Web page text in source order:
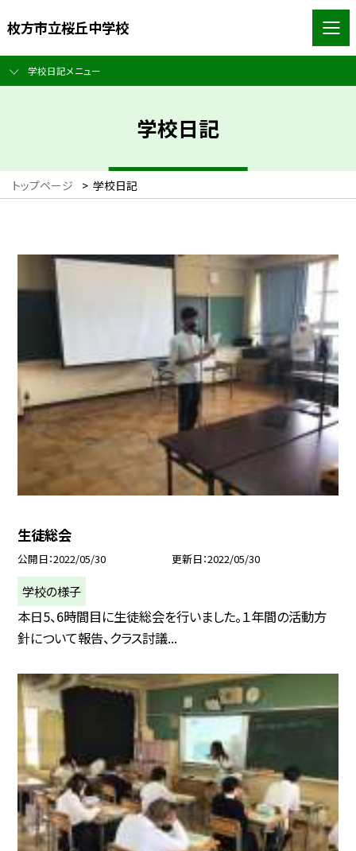
枚方市立桜丘中学校
学校日記メニュー
学校日記
トップページ > 学校日記
生徒総会
公開日 2022/05/30 更新日 2022/05/30
学校の様子
本日5、6時間目に生徒総会を行いました。１年間の活動方
針について報告、クラス討議...